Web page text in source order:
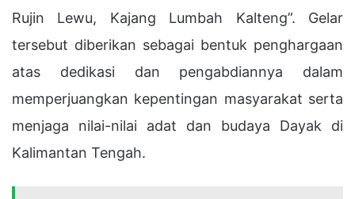
Rujin Lewu, Kajang Lumbah Kalteng”. Gelar
tersebut diberikan sebagai bentuk penghargaan
atas dedikasi dan pengabdiannya dalam
memperjuangkan kepentingan masyarakat serta
menjaga nilai-nilai adat dan budaya Dayak di
Kalimantan Tengah.